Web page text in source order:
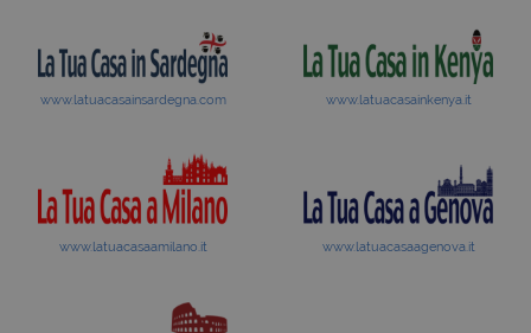
www.latuacasainsardegna.com www.latuacasainkenya.it
www.latuacasaamilano.it www.latuacasaagenova.it